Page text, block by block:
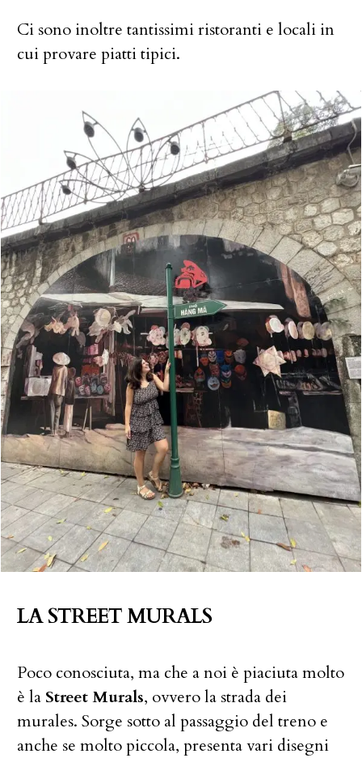
Ci sono inoltre tantissimi ristoranti e locali in
cui provare piatti tipici.
LA STREET MURALS
Poco conosciuta, ma che a noi è piaciuta molto
è la Street Murals, ovvero la strada dei
murales. Sorge sotto al passaggio del treno e
anche se molto piccola, presenta vari disegni